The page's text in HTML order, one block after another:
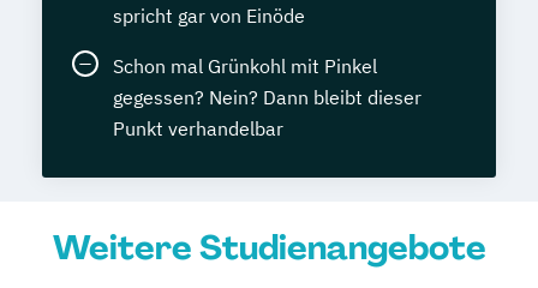
spricht gar von Einöde
Schon mal Grünkohl mit Pinkel
gegessen? Nein? Dann bleibt dieser
Punkt verhandelbar
Weitere Studienangebote